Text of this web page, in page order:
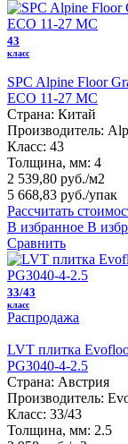
43
класс
SPC Alpine Floor
ECO 11-27 MC
Страна: Китай
Производитель:
Класс: 43
Толщина, мм: 4
2 539,80 руб./м2
5 668,83 руб./упак
Рассчитать
В избранное В
Сравнить
33/43
класс
Распродажа
LVT плитка
PG3040-4-2.5
Страна: Австрия
Производитель:
Класс: 33/43
Толщина, мм: 2.5